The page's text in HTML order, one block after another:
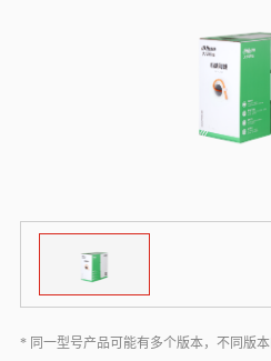
* 同一型号产品可能有多个版本，不同版